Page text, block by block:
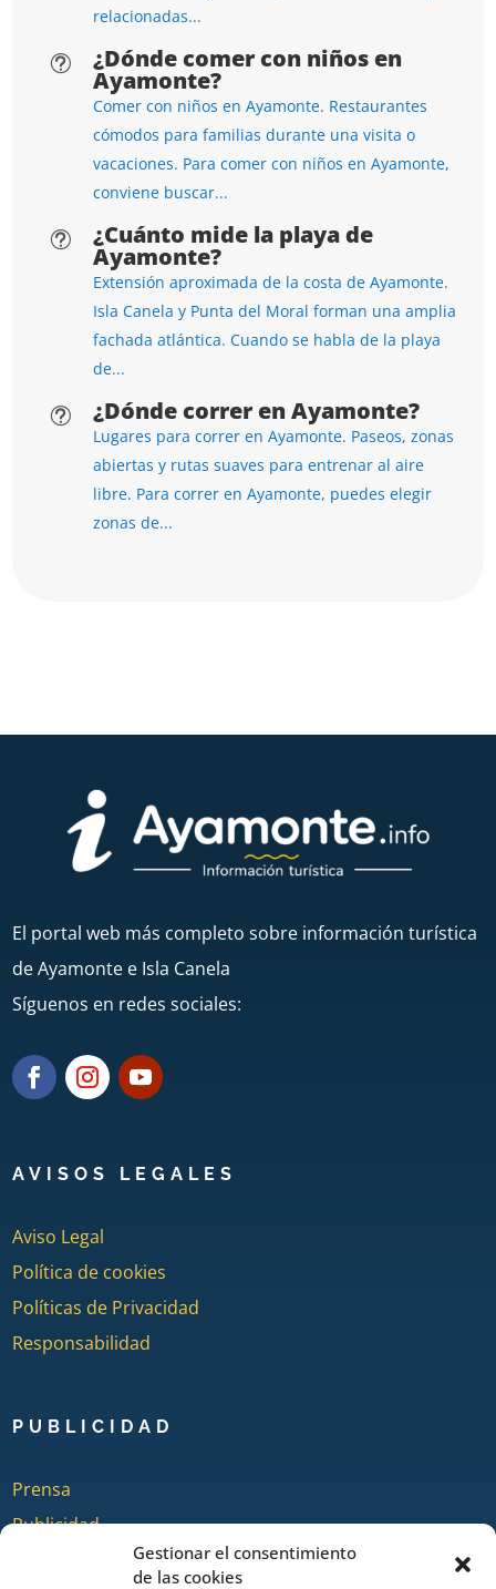
Gestionar el consentimiento
de las cookies
relacionadas...
t ¿Dónde comer con niños en
Ayamonte?
Comer con niños en Ayamonte. Restaurantes
cómodos para familias durante una visita o
vacaciones. Para comer con niños en Ayamonte,
conviene buscar...
t ¿Cuánto mide la playa de
Ayamonte?
Extensión aproximada de la costa de Ayamonte.
Isla Canela y Punta del Moral forman una amplia
fachada atlántica. Cuando se habla de la playa
de...
t ¿Dónde correr en Ayamonte?
Lugares para correr en Ayamonte. Paseos, zonas
abiertas y rutas suaves para entrenar al aire
libre. Para correr en Ayamonte, puedes elegir
zonas de...
El portal web más completo sobre información turística
de Ayamonte e Isla Canela
Síguenos en redes sociales:
AVISOS LEGALES
Aviso Legal
Política de cookies
Políticas de Privacidad
Responsabilidad
PUBLICIDAD
Prensa
Publicidad
Quienes somos